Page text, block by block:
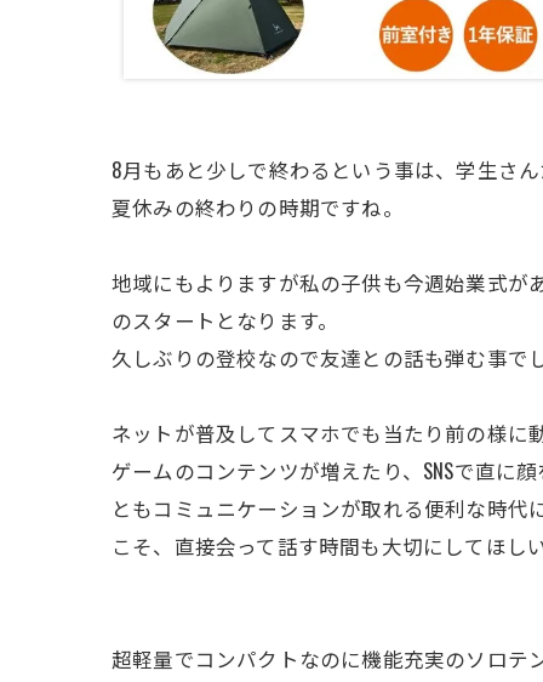
8月もあと少しで終わるという事は、学生さ
夏休みの終わりの時期ですね。
地域にもよりますが私の子供も今週始業式が
のスタートとなります。
久しぶりの登校なので友達との話も弾む事で
ネットが普及してスマホでも当たり前の様に
ゲームのコンテンツが増えたり、SNSで直に
ともコミュニケーションが取れる便利な時代
こそ、直接会って話す時間も大切にしてほし
超軽量でコンパクトなのに機能充実のソロテ